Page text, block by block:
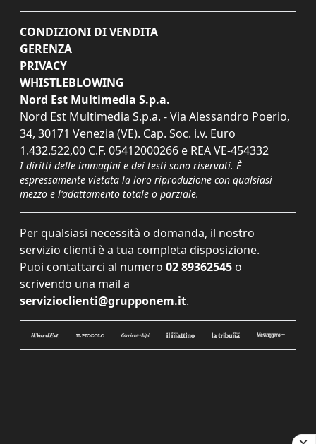
CONDIZIONI DI VENDITA
GERENZA
PRIVACY
WHISTLEBLOWING
Nord Est Multimedia S.p.a.
Nord Est Multimedia S.p.a. - Via Alessandro Poerio,
34, 30171 Venezia (VE). Cap. Soc. i.v. Euro
1.432.522,00 C.F. 05412000266 e REA VE-454332
I diritti delle immagini e dei testi sono riservati. È
espressamente vietata la loro riproduzione con qualsiasi
mezzo e l'adattamento totale o parziale.
Per qualsiasi necessità o domanda, il nostro
servizio clienti è a tua completa disposizione.
Puoi contattarci al numero 02 89362545 o
scrivendo una mail a
servizioclienti@grupponem.it.